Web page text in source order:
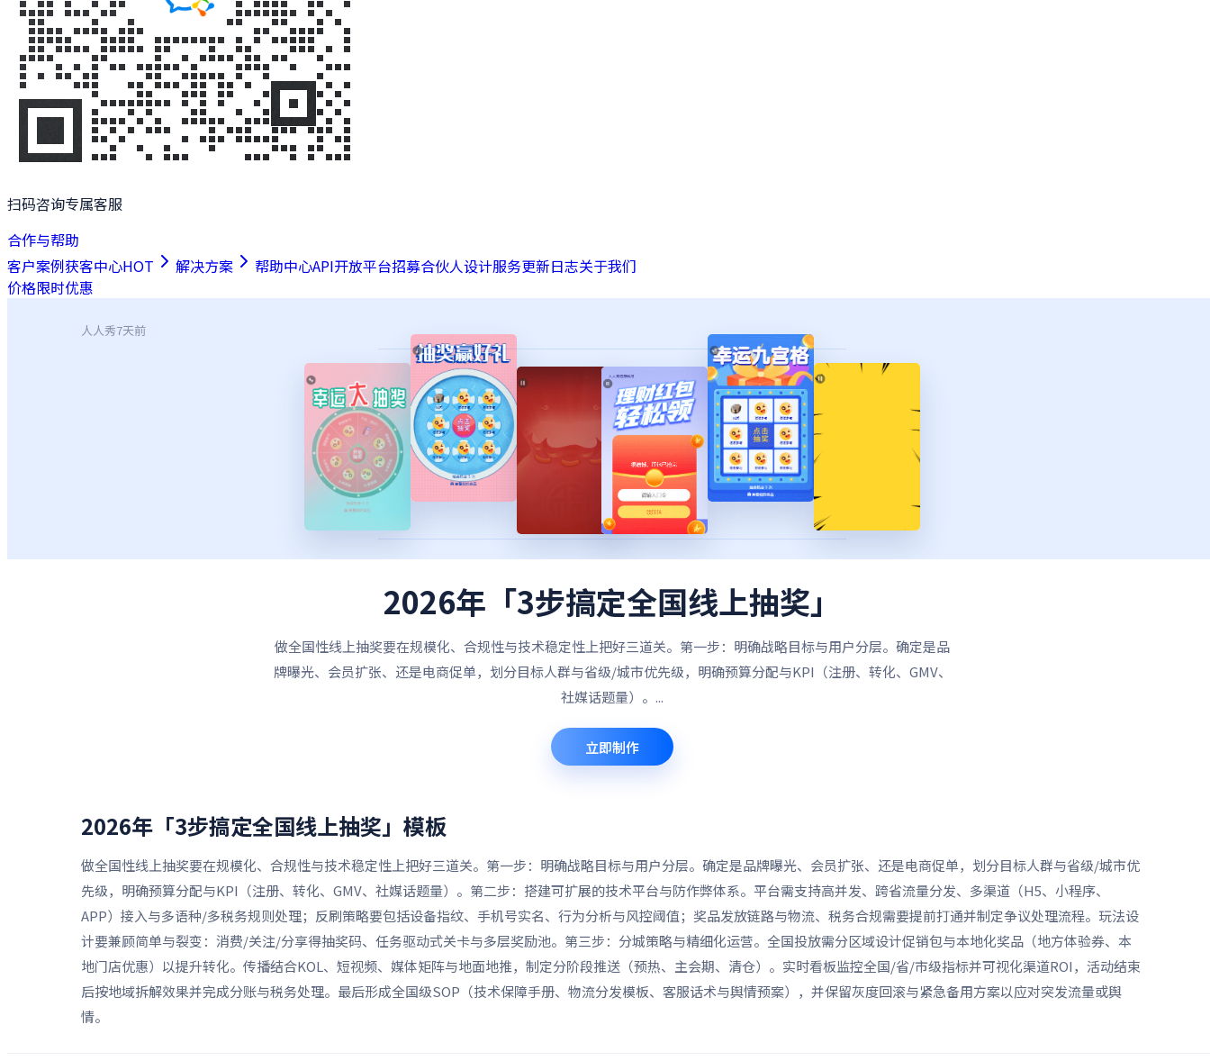
扫码咨询专属客服
合作与帮助
客户案例获客中心HOT 解决方案 帮助中心API开放平台招募合伙人设计服务更新日志关于我们
价格限时优惠
人人秀7天前
2026年「3步搞定全国线上抽奖」
做全国性线上抽奖要在规模化、合规性与技术稳定性上把好三道关。第一步：明确战略目标与用户分层。确定是品
牌曝光、会员扩张、还是电商促单，划分目标人群与省级/城市优先级，明确预算分配与KPI（注册、转化、GMV、
社媒话题量）。...
立即制作
2026年「3步搞定全国线上抽奖」 模板
做全国性线上抽奖要在规模化、合规性与技术稳定性上把好三道关。第一步：明确战略目标与用户分层。确定是品牌曝光、会员扩张、还是电商促单，划分目标人群与省级/城市优
先级，明确预算分配与KPI（注册、转化、GMV、社媒话题量）。第二步：搭建可扩展的技术平台与防作弊体系。平台需支持高并发、跨省流量分发、多渠道（H5、小程序、
APP）接入与多语种/多税务规则处理；反刷策略要包括设备指纹、手机号实名、行为分析与风控阈值；奖品发放链路与物流、税务合规需要提前打通并制定争议处理流程。玩法设
计要兼顾简单与裂变：消费/关注/分享得抽奖码、任务驱动式关卡与多层奖励池。第三步：分城策略与精细化运营。全国投放需分区域设计促销包与本地化奖品（地方体验券、本
地门店优惠）以提升转化。传播结合KOL、短视频、媒体矩阵与地面地推，制定分阶段推送（预热、主会期、清仓）。实时看板监控全国/省/市级指标并可视化渠道ROI，活动结束
后按地域拆解效果并完成分账与税务处理。最后形成全国级SOP（技术保障手册、物流分发模板、客服话术与舆情预案），并保留灰度回滚与紧急备用方案以应对突发流量或舆
情。